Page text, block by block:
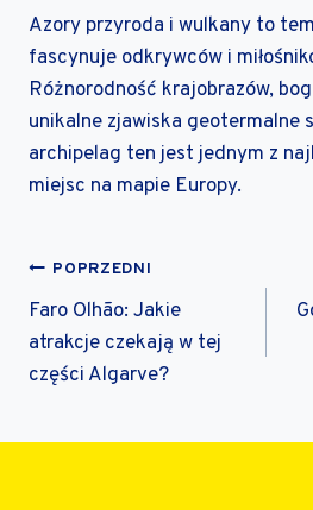
Azory przyroda i wulkany to
fascynuje odkrywców i
Różnorodność krajobrazów,
unikalne zjawiska geotermalne
archipelag ten jest jednym z
miejsc na mapie Europy.
NAWIGACJA
WPISU
POPRZEDNI
Faro Olhão: Jakie
atrakcje czekają w tej
części Algarve?